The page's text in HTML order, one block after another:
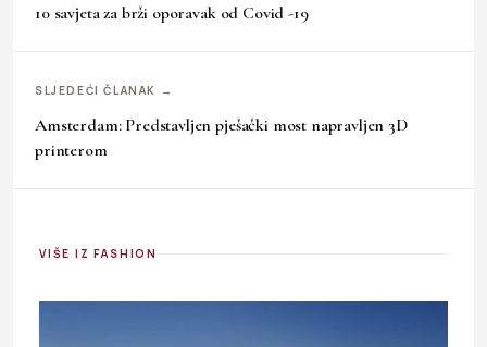
10 savjeta za brži oporavak od Covid -19
SLJEDEĆI ČLANAK →
Amsterdam: Predstavljen pješački most napravljen 3D
printerom
VIŠE IZ FASHION